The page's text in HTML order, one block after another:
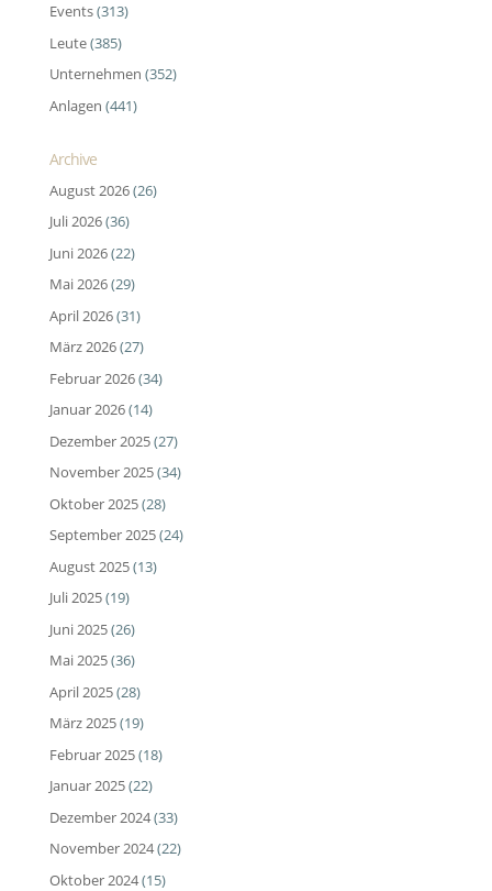
Events(313)
Leute(385)
Unternehmen (352)
Anlagen (441)
Archive
August 2026(26)
Juli 2026(36)
Juni 2026(22)
Mai 2026(29)
April 2026(31)
März 2026(27)
Februar 2026(34)
Januar 2026(14)
Dezember 2025(27)
November 2025(34)
Oktober 2025(28)
September 2025(24)
August 2025(13)
Juli 2025(19)
Juni 2025(26)
Mai 2025(36)
April 2025(28)
März 2025(19)
Februar 2025(18)
Januar 2025(22)
Dezember 2024(33)
November 2024(22)
Oktober 2024(15)